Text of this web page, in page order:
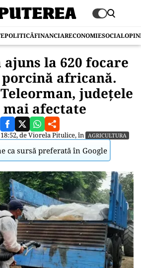
POLITICĂFINANCIARECONOMIESOCIAL
ajuns la 620 focare
porcină africană.
județele
mai afectate
deViorela Pitulice, în AGRICULTURA
ca sursă preferată în Google